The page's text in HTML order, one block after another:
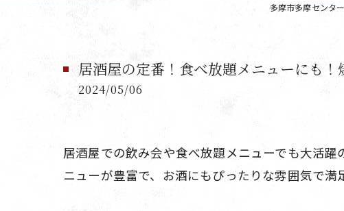
多摩市多摩センタ
居酒屋の定番！食べ放題メニューにも
2024/05/06
居酒屋での飲み会や食べ放題メニューでも大活
ニューが豊富で、お酒にもぴったりな雰囲気で